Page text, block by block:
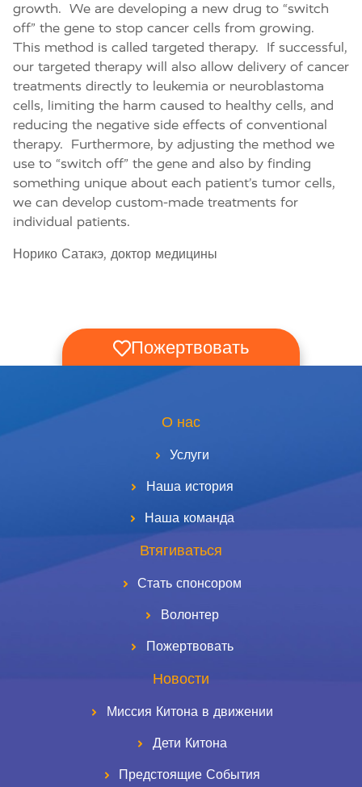
growth. We are developing a new drug to “switch
off” the gene to stop cancer cells from growing.
This method is called targeted therapy.
If successful,
our targeted therapy will also allow delivery of cancer
treatments directly to leukemia or neuroblastoma
cells, limiting the harm caused to healthy cells, and
reducing the negative side effects of conventional
therapy.
Furthermore, by adjusting the method we
use to “switch off” the gene and also by finding
something unique about each patient’s tumor cells,
we can develop custom-made treatments for
individual patients.
Норико Сатакэ, доктор медицины
Пожертвовать
О нас
Услуги
Наша история
Наша команда
Втягиваться
Стать спонсором
Волонтер
Пожертвовать
Новости
Миссия Китона в движении
Дети Китона
Предстоящие События